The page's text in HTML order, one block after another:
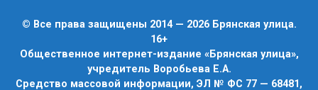
© Все права защищены 2014 — 2026 Брянская улица.
16+
Общественное интернет-издание «Брянская улица»,
учредитель Воробьева Е.А.
Средство массовой информации, ЭЛ № ФС 77 — 68481,